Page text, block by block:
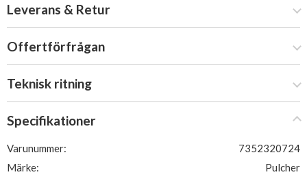
Leverans & Retur
Offertförfrågan
Teknisk ritning
Specifikationer
Varunummer:
7352320724
Märke:
Pulcher